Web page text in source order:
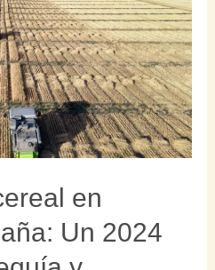
en
Un 2024